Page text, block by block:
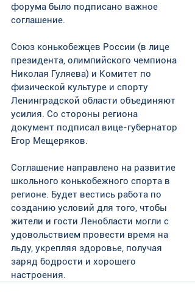
форума было подписано важное
соглашение.
Союз конькобежцев России (в лице
президента, олимпийского чемпиона
Николая Гуляева) и Комитет по
физической культуре и спорту
Ленинградской области объединяют
усилия. Со стороны региона
документ подписал вице-губернатор
Егор Мещеряков.
Соглашение направлено на развитие
школьного конькобежного спорта в
регионе. Будет вестись работа по
созданию условий для того, чтобы
жители и гости Ленобласти могли с
удовольствием провести время на
льду, укрепляя здоровье, получая
заряд бодрости и хорошего
настроения.